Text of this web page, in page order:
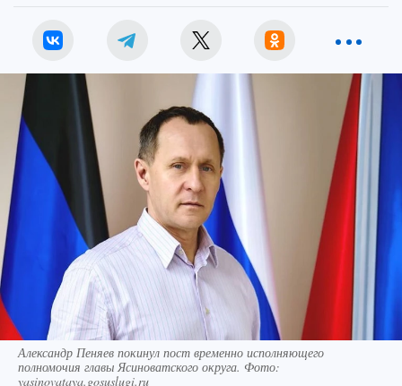
Александр Пеняев покинул пост временно исполняющего
полномочия главы Ясиноватского округа. Фото:
yasinovataya.gosuslugi.ru